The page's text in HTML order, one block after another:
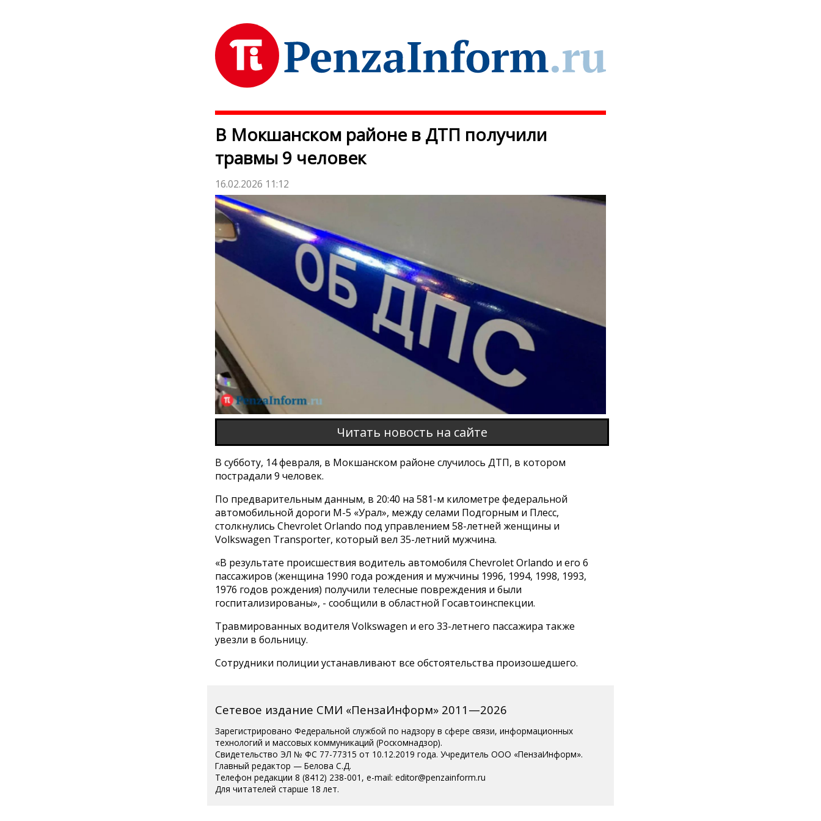
В Мокшанском районе в ДТП получили
травмы 9 человек
16.02.2026 11:12
Читать новость на сайте
В субботу, 14 февраля, в Мокшанском районе случилось ДТП, в котором
пострадали 9 человек.
По предварительным данным, в 20:40 на 581-м километре федеральной
автомобильной дороги М-5 «Урал», между селами Подгорным и Плесс,
столкнулись Chevrolet Orlando под управлением 58-летней женщины и
Volkswagen Transporter, который вел 35-летний мужчина.
«В результате происшествия водитель автомобиля Chevrolet Orlando и его 6
пассажиров (женщина 1990 года рождения и мужчины 1996, 1994, 1998, 1993,
1976 годов рождения) получили телесные повреждения и были
госпитализированы», - сообщили в областной Госавтоинспекции.
Травмированных водителя Volkswagen и его 33-летнего пассажира также
увезли в больницу.
Сотрудники полиции устанавливают все обстоятельства произошедшего.
Сетевое издание СМИ «ПензаИнформ» 2011—2026
Зарегистрировано Федеральной службой по надзору в сфере связи, информационных
технологий и массовых коммуникаций (Роскомнадзор).
Свидетельство ЭЛ № ФС 77-77315 от 10.12.2019 года. Учредитель ООО «ПензаИнформ».
Главный редактор — Белова С.Д.
Телефон редакции 8 (8412) 238-001, e-mail: editor@penzainform.ru
Для читателей старше 18 лет.